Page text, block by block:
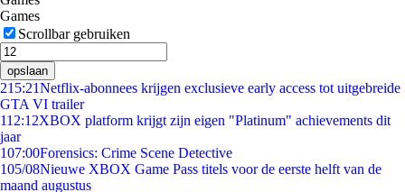
Games
Scrollbar gebruiken
opslaan
215:21Netflix-abonnees krijgen exclusieve early access tot uitgebreide
GTA VI trailer
112:12XBOX platform krijgt zijn eigen "Platinum" achievements dit
jaar
107:00Forensics: Crime Scene Detective
105/08Nieuwe XBOX Game Pass titels voor de eerste helft van de
maand augustus